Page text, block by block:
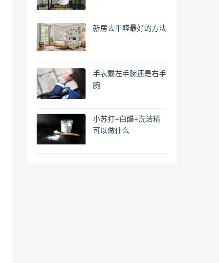
新房去甲醛最好的方法
手表戴左手腕还是右手
腕
小苏打+白醋+洗洁精
可以做什么